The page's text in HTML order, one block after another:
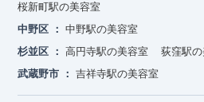
桜新町駅の美容室
中野区
中野駅の美容室
杉並区
高円寺駅の美容室
荻窪駅
武蔵野市
吉祥寺駅の美容室